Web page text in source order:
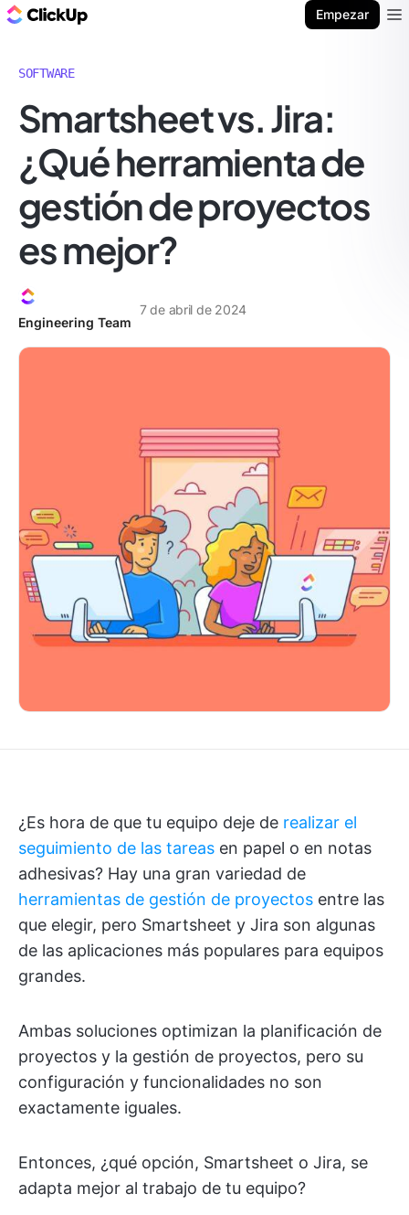
Empezar
SOFTWARE
Smartsheet vs. Jira:
¿Qué herramienta de
gestión de proyectos
es mejor?
Engineering Team
7 de abril de 2024
¿Es hora de que tu equipo deje de realizar el
seguimiento de las tareas en papel o en notas
adhesivas? Hay una gran variedad de
herramientas de gestión de proyectos entre las
que elegir, pero Smartsheet y Jira son algunas
de las aplicaciones más populares para equipos
grandes.
Ambas soluciones optimizan la planificación de
proyectos y la gestión de proyectos, pero su
configuración y funcionalidades no son
exactamente iguales.
Entonces, ¿qué opción, Smartsheet o Jira, se
adapta mejor al trabajo de tu equipo?